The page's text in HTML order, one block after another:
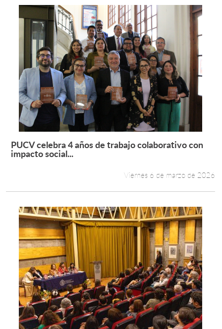
Leer más +
PUCV celebra 4 años de trabajo colaborativo con
impacto social...
Viernes 6 de marzo de 2026